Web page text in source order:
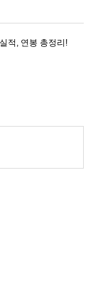
적, 연봉 총정리!